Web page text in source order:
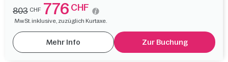
803 CHF 776 CHF
MwSt. inklusive, zuzüglich Kurtaxe.
Mehr Info Zur Buchung